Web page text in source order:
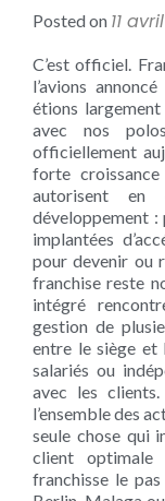
Posted on 11
C’est officiel.
l’avions
étions
avec nos
officiellement
forte
autorisent en
développement
implantées
pour devenir ou
franchise reste
intégré
gestion de
entre le siège et
salariés ou
avec les
l’ensemble des
seule chose qui
client
franchisse le